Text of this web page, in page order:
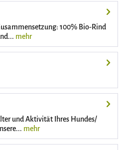
100% Bio-Rind
mehr
und Aktivität Ihres Hundes/
mehr